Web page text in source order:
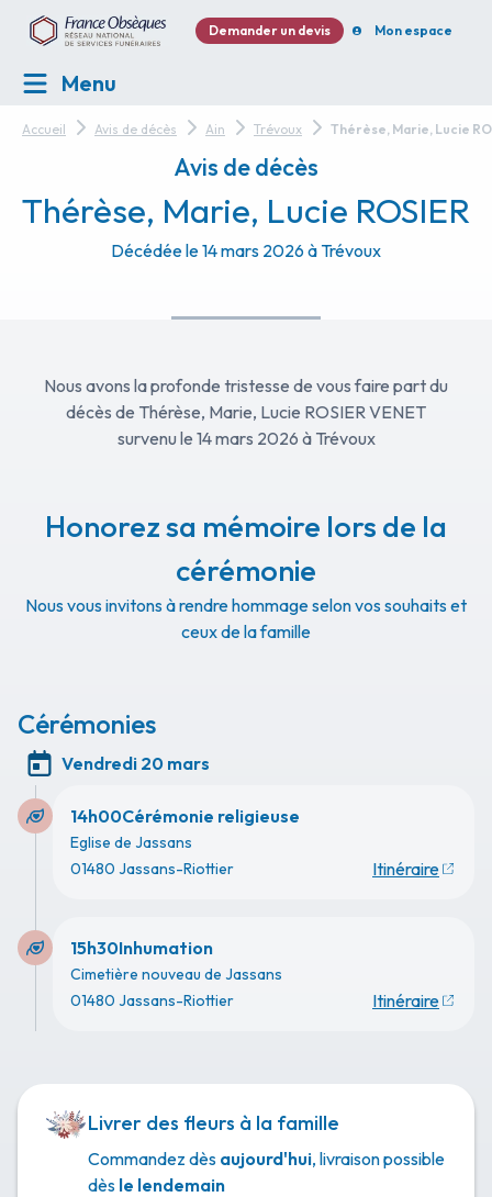
Demander un devis Mon espace
Menu
Accueil Avis de décès Ain Trévoux Thérèse, Marie, Lucie
Avis de décès
Thérèse, Marie, Lucie ROSIER
Décédée le 14 mars 2026 à Trévoux
Nous avons la profonde tristesse de vous faire part du
décès de Thérèse, Marie, Lucie ROSIER VENET
survenu le 14 mars 2026 à Trévoux
Honorez sa mémoire lors de la
cérémonie
Nous vous invitons à rendre hommage selon vos souhaits et
ceux de la famille
Cérémonies
Vendredi 20 mars
14h00Cérémonie religieuse
Eglise de Jassans
01480 Jassans-Riottier
Itinéraire
15h30Inhumation
Cimetière nouveau de Jassans
01480 Jassans-Riottier
Itinéraire
Livrer des fleurs à la famille
Commandez dès aujourd'hui, livraison possible
dès le lendemain